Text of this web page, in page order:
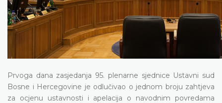
Prvoga dana zasjedanja 95. plenarne sjednice Ustavni sud
Bosne i Hercegovine je odlučivao o jednom broju zahtjeva
za ocjenu ustavnosti i apelacija o navodnim povredama